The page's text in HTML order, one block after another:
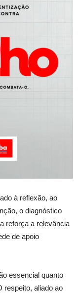
à reflexão, ao
o diagnóstico
reforça a relevância
de apoio
essencial quanto
respeito, aliado ao